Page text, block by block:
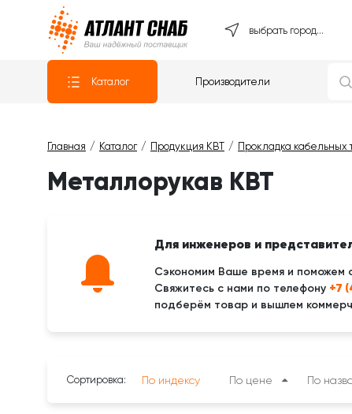
Атлантснаб
выбрать город...
Каталог Производители
Главная Каталог Продукция КВТ Прокладка кабельных
Металлорукав КВТ
Для инженеров и
Сэкономим Ваше время и поможем
Свяжитесь с нами по телефону +7
подберём товар и вышлем
Сортировка: По индексу По цене По